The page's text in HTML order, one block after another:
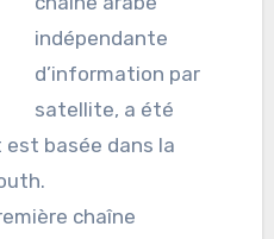
indépendante
d’information par
satellite, a été
est basée dans la
chaîne